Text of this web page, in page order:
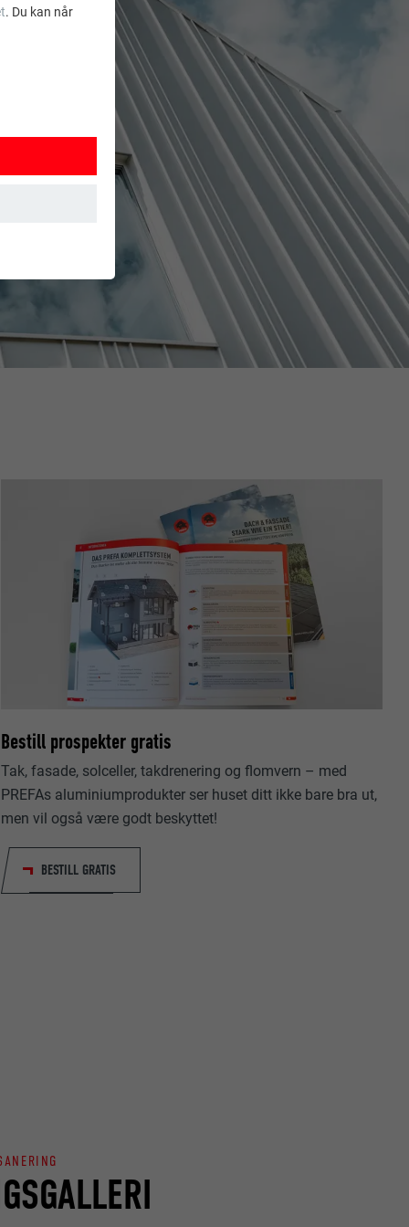
Bestill prospekter gratis
Tak, fasade, solceller, takdrenering og flomvern – med
PREFAs aluminiumprodukter ser huset ditt ikke bare bra ut,
men vil også være godt beskyttet!
BESTILL GRATIS
. Du kan når
skal
om
Har
besøker
samtykke
til å
ditt
side
være
oss»-